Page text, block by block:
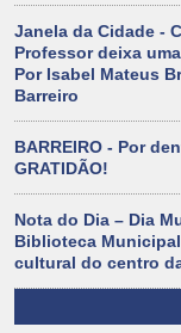
Janela da Cidade -
Professor deixa
Por Isabel Mateus
Barreiro
BARREIRO - Por
GRATIDÃO!
Nota do Dia – Dia
Biblioteca
cultural do centro